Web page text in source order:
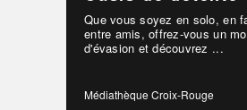
Que vous soyez en solo, en
entre amis, offrez-vous un
d'évasion et découvrez ...
Médiathèque Croix-Rouge